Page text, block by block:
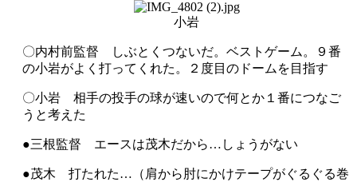
小岩
〇内村前監督 しぶとくつないだ。ベストゲーム。９番
の小岩がよく打ってくれた。２度目のドームを目指す
〇小岩 相手の投手の球が速いので何とか１番につなご
うと考えた
●三根監督 エースは茂木だから…しょうがない
●茂木 打たれた…（肩から肘にかけテープがぐるぐる巻